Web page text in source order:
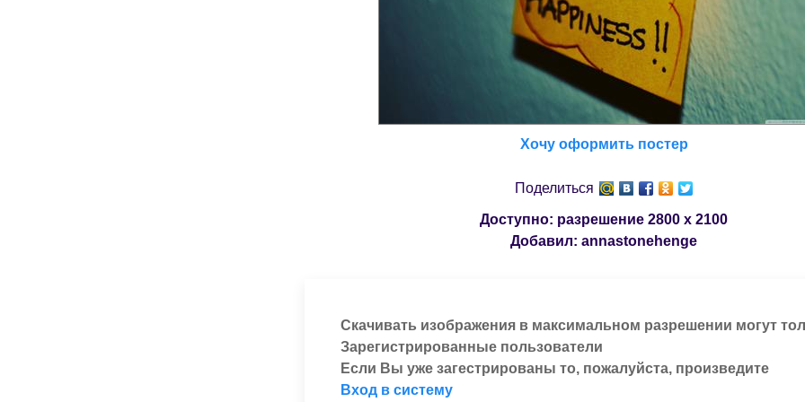
Хочу оформить постер
Поделиться
Доступно: разрешение 2800 x 2100
Добавил: annastonehenge
Скачивать изображения в максимальном разрешении могут
Зарегистрированные пользователи
Если Вы уже загестрированы то, пожалуйста, произведите
Вход в систему